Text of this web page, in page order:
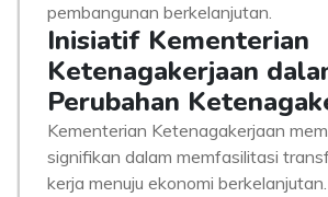
pembangunan berkelanjutan.
Inisiatif Kementerian
Ketenagakerjaan
Perubahan
Kementerian Ketenagakerjaan
signifikan dalam memfasilitasi
kerja menuju ekonomi berkelanjutan.